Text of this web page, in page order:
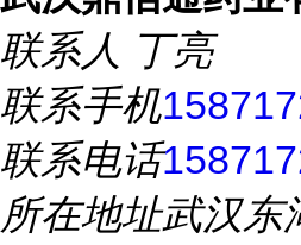
联系人 丁亮
联系手机
联系电话
所在地址武汉东